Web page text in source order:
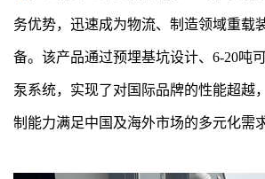
务优势，迅速成为物流、制造领域重载
备。该产品通过预埋基坑设计、6-20吨
泵系统，实现了对国际品牌的性能超越
制能力满足中国及海外市场的多元化需求